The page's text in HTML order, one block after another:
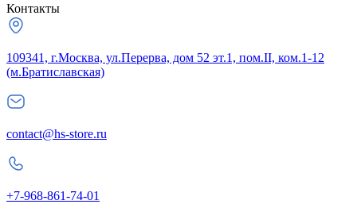
Контакты
109341, г.Москва, ул.Перерва, дом 52 эт.1, пом.II, ком.1-12
(м.Братиславская)
contact@hs-store.ru
+7-968-861-74-01